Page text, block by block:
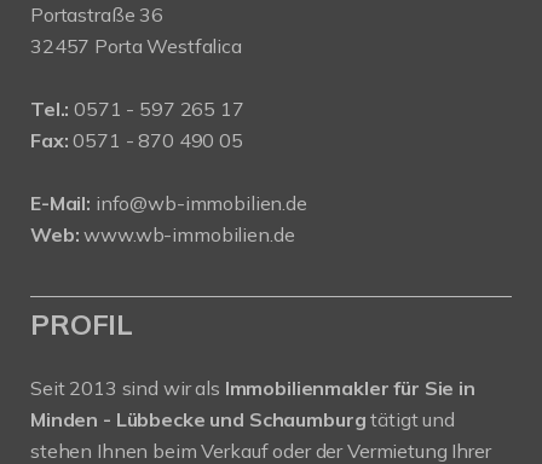
Portastraße 36
32457 Porta Westfalica
Tel.: 0571 - 597 265 17
Fax: 0571 - 870 490 05
E-Mail: info@wb-immobilien.de
Web: www.wb-immobilien.de
PROFIL
Seit 2013 sind wir als Immobilienmakler für Sie in
Minden - Lübbecke und Schaumburgtätigt und
stehen Ihnen beim Verkauf oder der Vermietung Ihrer